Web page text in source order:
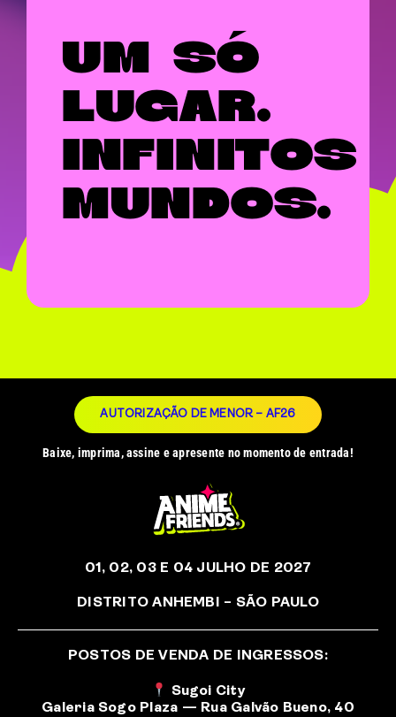
UM SÓ
LUGAR.
INFINITOS
MUNDOS.
AUTORIZAÇÃO DE MENOR – AF26
Baixe, imprima, assine e apresente no momento de entrada!
01, 02, 03 E 04 JULHO DE 2027
DISTRITO ANHEMBI – SÃO PAULO
POSTOS DE VENDA DE INGRESSOS:
Sugoi City
Galeria Sogo Plaza — Rua Galvão Bueno, 40